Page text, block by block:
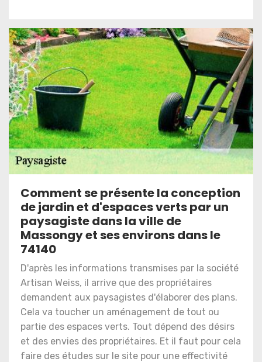
Comment se présente la conception
de jardin et d'espaces verts par un
paysagiste dans la ville de
Massongy et ses environs dans le
74140
D'après les informations transmises par la société
Artisan Weiss, il arrive que des propriétaires
demandent aux paysagistes d'élaborer des plans.
Cela va toucher un aménagement de tout ou
partie des espaces verts. Tout dépend des désirs
et des envies des propriétaires. Et il faut pour cela
faire des études sur le site pour une effectivité